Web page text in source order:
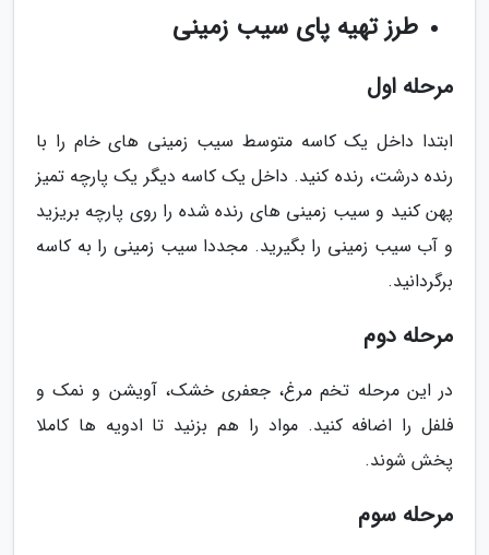
طرز تهیه پای سیب زمینی
مرحله اول
ابتدا داخل یک کاسه متوسط سیب زمینی های خام را با
رنده درشت، رنده کنید. داخل یک کاسه دیگر یک پارچه تمیز
پهن کنید و سیب زمینی های رنده شده را روی پارچه بریزید
و آب سیب زمینی را بگیرید. مجددا سیب زمینی را به کاسه
برگردانید.
مرحله دوم
در این مرحله تخم مرغ، جعفری خشک، آویشن و نمک و
فلفل را اضافه کنید. مواد را هم بزنید تا ادویه ها کاملا
پخش شوند.
مرحله سوم